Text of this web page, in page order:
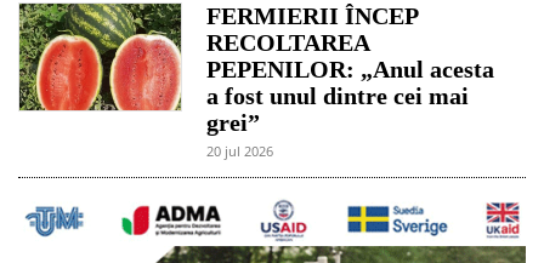
FERMIERII ÎNCEP
RECOLTAREA
PEPENILOR: „Anul acesta
a fost unul dintre cei mai
grei”
20 jul 2026